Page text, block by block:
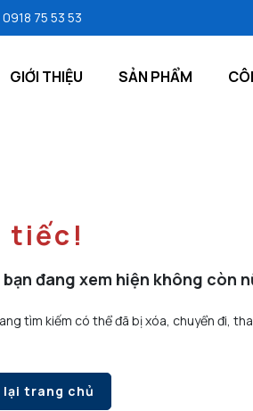
0918 75 53 53
GIỚI THIỆU SẢN PHẨM
tiếc!
đang xem hiện không còn
tìm kiếm có thể đã bị xóa, chuyển đi,
lại trang chủ